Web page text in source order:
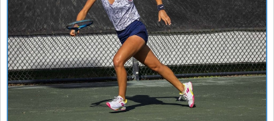
КЛУБОВЕ
БЛОГ
ВИДЕО
ЖЪЛТО
РАКЕТНИ
Спорт&Фитнес
Други
Любители